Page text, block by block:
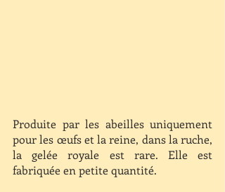
Produite par les abeilles uniquement
pour les œufs et la reine, dans la ruche,
la gelée royale est rare. Elle est
fabriquée en petite quantité.